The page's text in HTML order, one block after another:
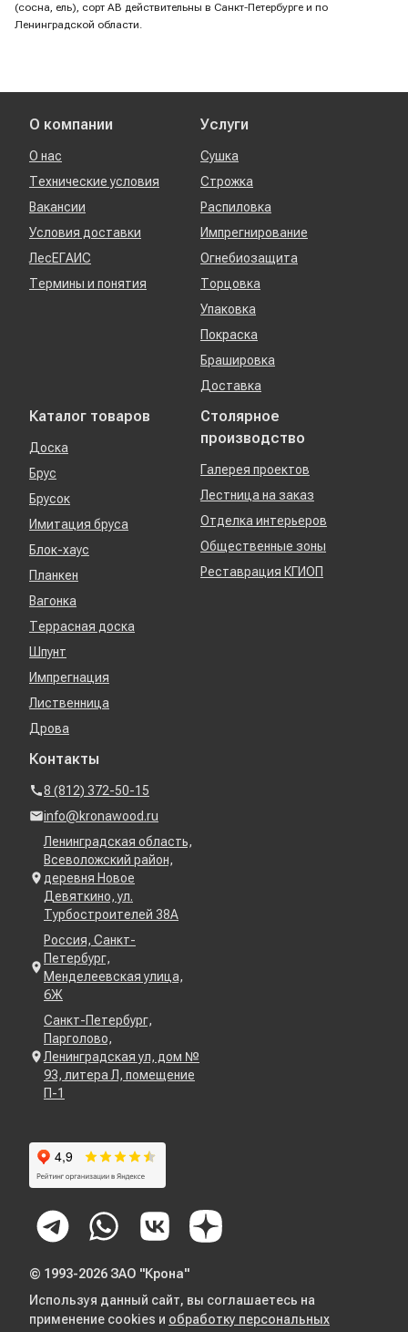
(сосна, ель), сорт АВ действительны в Санкт-Петербурге и по
Ленинградской области.
О компании
О нас
Технические условия
Вакансии
Условия доставки
ЛесЕГАИС
Термины и понятия
Услуги
Сушка
Строжка
Распиловка
Импрегнирование
Огнебиозащита
Торцовка
Упаковка
Покраска
Брашировка
Доставка
Каталог товаров
Доска
Брус
Брусок
Имитация бруса
Блок-хаус
Планкен
Вагонка
Террасная доска
Шпунт
Импрегнация
Лиственница
Дрова
Столярное
производство
Галерея проектов
Лестница на заказ
Отделка интерьеров
Общественные зоны
Реставрация КГИОП
Контакты
8 (812) 372-50-15
info@kronawood.ru
Ленинградская область,
Всеволожский район,
деревня Новое
Девяткино, ул.
Турбостроителей 38А
Россия, Санкт-
Петербург,
Менделеевская улица,
6Ж
Санкт-Петербург,
Парголово,
Ленинградская ул, дом №
93, литера Л, помещение
П-1
© 1993-2026 ЗАО "Крона"
Используя данный сайт, вы соглашаетесь на
применение cookies и обработку персональных